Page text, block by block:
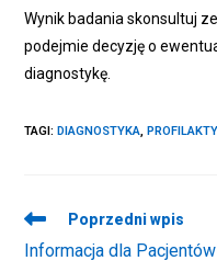
Wynik badania skonsultuj
podejmie decyzję o
diagnostykę.
TAGI:DIAGNOSTYKA,
Read
more
articles
Poprzedni wpis
Informacja dla